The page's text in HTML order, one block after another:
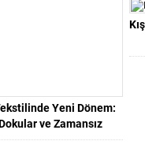
Yeni Dönem:
ve Zamansız
Tasarımlar